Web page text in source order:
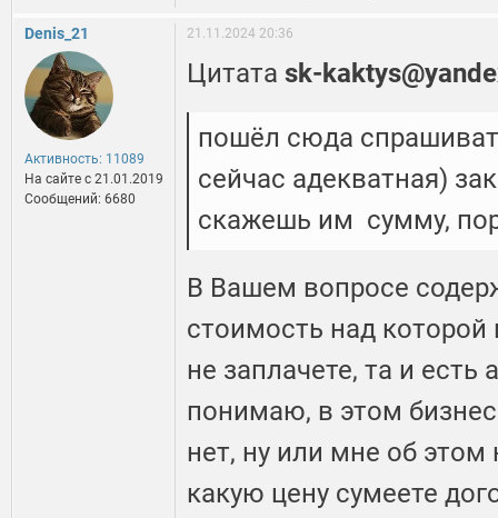
Denis_21
Активность: 11089
На сайте c 21.01.2019
Сообщений: 6680
21.11.2024 20:36
Цитата sk-
пошёл сюда
сейчас адекватная)
скажешь им сумму,
В Вашем вопросе
стоимость над которой
не заплачете, та и есть
понимаю, в этом
нет, ну или мне об этом
какую цену сумеете